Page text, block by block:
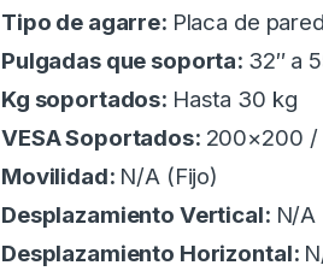
Tipo de agarre: Placa de
Pulgadas que soporta: 32″ a
Kg soportados: Hasta 30 kg
VESA Soportados: 200×200
Movilidad: N/A (Fijo)
Desplazamiento Vertical: N/A
Desplazamiento Horizontal: